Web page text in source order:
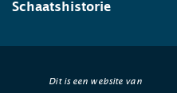
Schaatshistorie
Dit is een website van